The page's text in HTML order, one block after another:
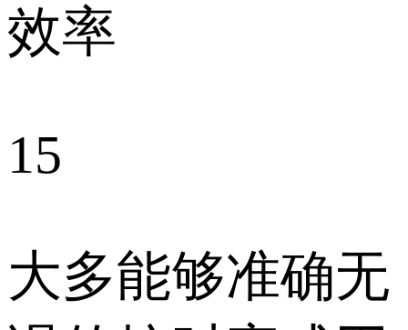
效率
15
大多能够准确无